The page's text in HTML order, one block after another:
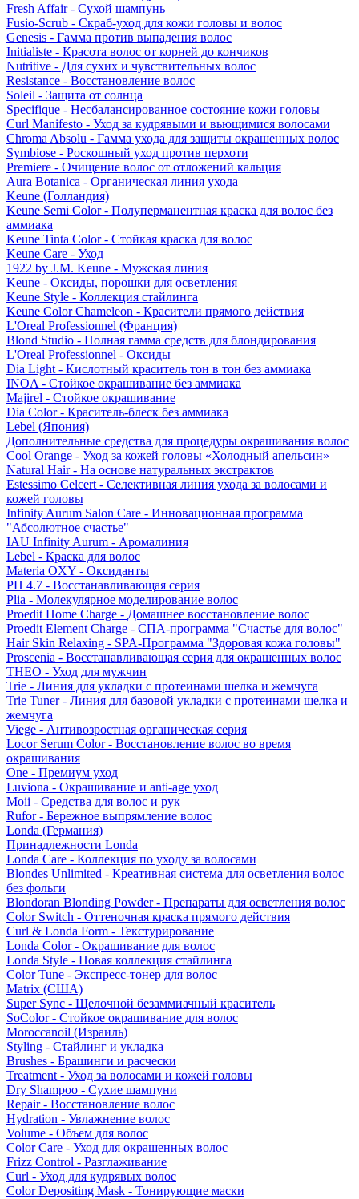
Fresh Affair - Сухой шампунь
Fusio-Scrub - Скраб-уход для кожи головы и волос
Genesis - Гамма против выпадения волос
Initialiste - Красота волос от корней до кончиков
Nutritive - Для сухих и чувствительных волос
Resistance - Восстановление волос
Soleil - Защита от солнца
Specifique - Несбалансированное состояние кожи головы
Curl Manifesto - Уход за кудрявыми и вьющимися волосами
Chroma Absolu - Гамма ухода для защиты окрашенных волос
Symbiose - Роскошный уход против перхоти
Premiere - Очищение волос от отложений кальция
Aura Botanica - Органическая линия ухода
Keune (Голландия)
Keune Semi Color - Полуперманентная краска для волос без
аммиака
Keune Tinta Color - Стойкая краска для волос
Keune Care - Уход
1922 by J.M. Keune - Мужская линия
Keune - Оксиды, порошки для осветления
Keune Style - Коллекция стайлинга
Keune Color Chameleon - Красители прямого действия
L'Oreal Professionnel (Франция)
Blond Studio - Полная гамма средств для блондирования
L'Oreal Professionnel - Оксиды
Dia Light - Кислотный краситель тон в тон без аммиака
INOA - Стойкое окрашивание без аммиака
Majirel - Стойкое окрашивание
Dia Color - Краситель-блеск без аммиака
Lebel (Япония)
Дополнительные средства для процедуры окрашивания волос
Cool Orange - Уход за кожей головы «Холодный апельсин»
Natural Hair - На основе натуральных экстрактов
Estessimo Celcert - Селективная линия ухода за волосами и
кожей головы
Infinity Aurum Salon Care - Инновационная программа
"Абсолютное счастье"
IAU Infinity Aurum - Аромалиния
Lebel - Краска для волос
Materia OXY - Оксиданты
PH 4.7 - Восстанавливающая серия
Plia - Молекулярное моделирование волос
Proedit Home Charge - Домашнее восстановление волос
Proedit Element Charge - СПА-программа "Счастье для волос"
Hair Skin Relaxing - SPA-Программа "Здоровая кожа головы"
Proscenia - Восстанавливающая серия для окрашенных волос
THEO - Уход для мужчин
Trie - Линия для укладки с протеинами шелка и жемчуга
Trie Tuner - Линия для базовой укладки с протеинами шелка и
жемчуга
Viege - Антивозростная органическая серия
Locor Serum Color - Восстановление волос во время
окрашивания
One - Премиум уход
Luviona - Окрашивание и anti-age уход
Moii - Средства для волос и рук
Rufor - Бережное выпрямление волос
Londa (Германия)
Принадлежности Londa
Londa Care - Коллекция по уходу за волосами
Blondes Unlimited - Креативная система для осветления волос
без фольги
Blondoran Blonding Powder - Препараты для осветления волос
Color Switch - Оттеночная краска прямого действия
Curl & Londa Form - Текстурирование
Londa Color - Окрашивание для волос
Londa Style - Новая коллекция стайлинга
Color Tune - Экспресс-тонер для волос
Matrix (США)
Super Sync - Щелочной безаммиачный краситель
SoColor - Стойкое окрашивание для волос
Moroccanoil (Израиль)
Styling - Стайлинг и укладка
Brushes - Брашинги и расчески
Treatment - Уход за волосами и кожей головы
Dry Shampoo - Сухие шампуни
Repair - Восстановление волос
Hydration - Увлажнение волос
Volume - Объем для волос
Color Care - Уход для окрашенных волос
Frizz Control - Разглаживание
Curl - Уход для кудрявых волос
Color Depositing Mask - Тонирующие маски